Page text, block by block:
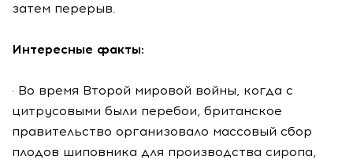
затем перерыв.
Интересные факты:
· Во время Второй мировой войны, когда с
цитрусовыми были перебои, британское
правительство организовало массовый сбор
плодов шиповника для производства сиропа,